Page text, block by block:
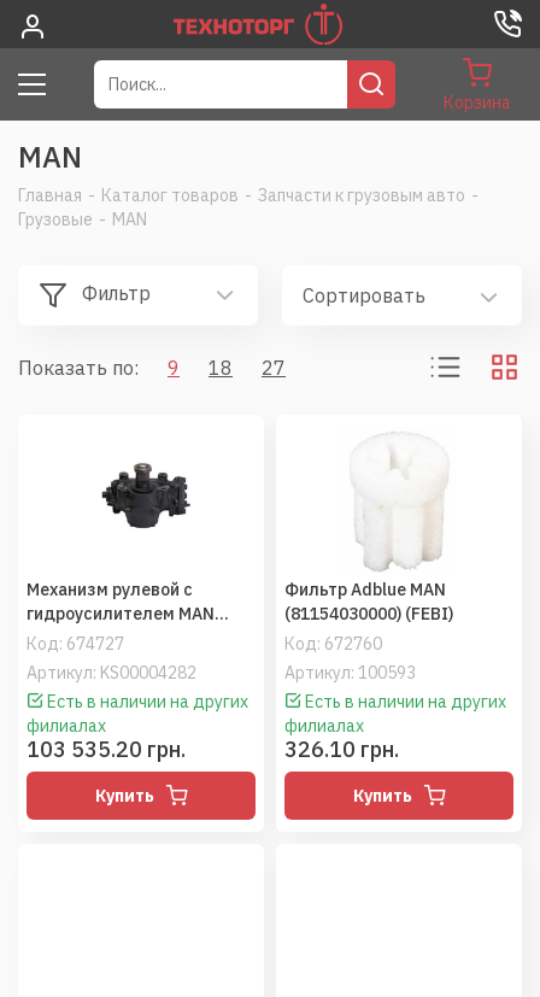
Корзина
MAN
Главная - Каталог товаров - Запчасти к грузовым авто -
Грузовые - MAN
Фильтр Сортировать
Показать по: 9 18 27
Код: 674727
Артикул: KS00004282
Механизм рулевой с
гидроусилителем MAN
(81462009411) (BOSCH)
Есть в наличии на других
филиалах
103 535.20 грн.
Купить
Код: 672760
Артикул: 100593
Фильтр Adblue MAN
(81154030000) (FEBI)
Есть в наличии на других
филиалах
326.10 грн.
Купить